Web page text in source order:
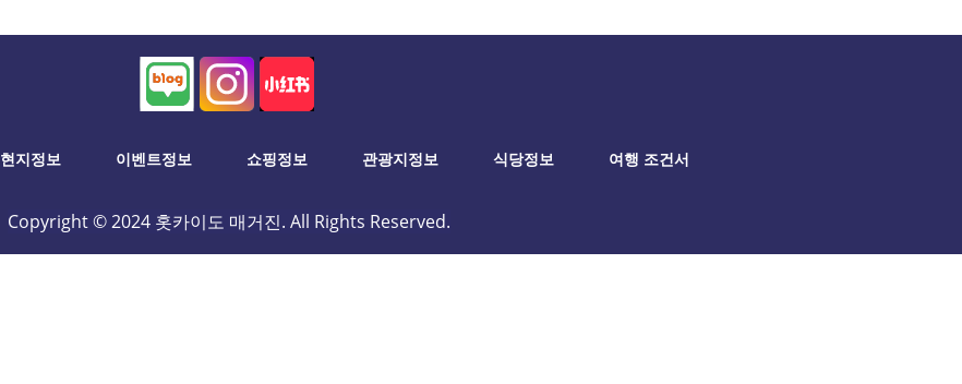
현지정보 이벤트정보 쇼핑정보 관광지정보 식당정보 여행 조건서
Copyright © 2024 홋카이도 매거진. All Rights Reserved.